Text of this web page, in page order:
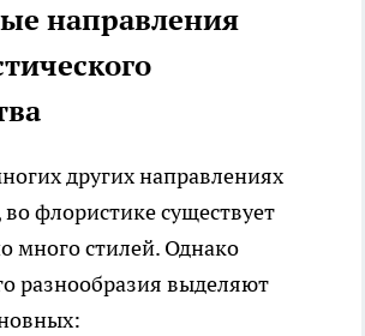
направления
других направлениях
во флористике существует
много стилей. Однако
разнообразия выделяют